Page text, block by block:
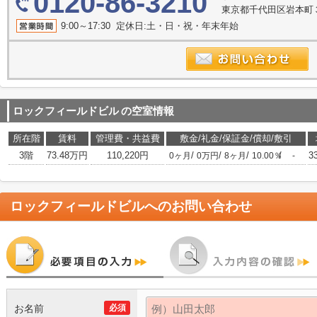
東京都千代田区岩本町
9:00～17:30 定休日:土・日・祝・年末年始
ロックフィールドビルの空室情報
所在階 賃料 管理費・共益費 敷金/礼金/保証金/償却/敷引
3階
73.48万円 110,220円 0ヶ月 / 0万円/ 8ヶ月 / 10.00％
/ -
ロックフィールドビルへのお問い合わせ
必須
お名前